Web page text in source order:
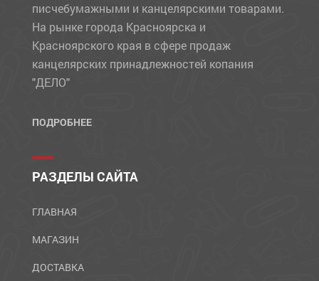
писчебумажными и канцелярскими товарами.
На рынке города Красноярска и
Красноярского края в сфере продаж
канцелярских принадлежностей копания
"ДЕЛО"
ПОДРОБНЕЕ
РАЗДЕЛЫ САЙТА
ГЛАВНАЯ
МАГАЗИН
ДОСТАВКА